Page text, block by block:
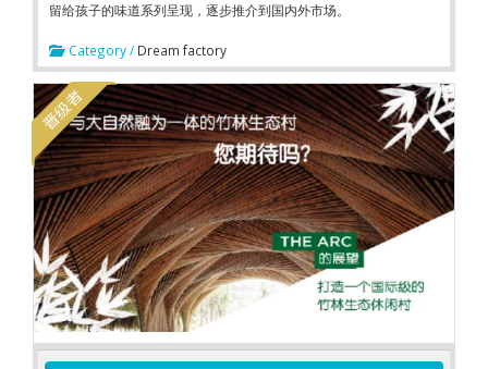
留给孩子的味道系列呈现，逐步推介到国内外市场。
Category / Dream factory